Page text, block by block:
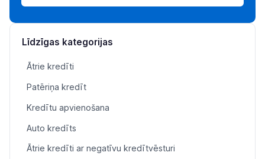
Līdzīgas kategorijas
Ātrie kredīti
Patēriņa kredīt
Kredītu apvienošana
Auto kredīts
Ātrie kredīti ar negatīvu kredītvēsturi